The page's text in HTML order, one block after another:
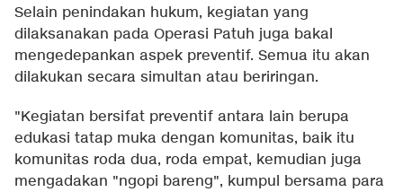
Selain penindakan hukum, kegiatan yang
dilaksanakan pada Operasi Patuh juga bakal
mengedepankan aspek preventif. Semua itu akan
dilakukan secara simultan atau beriringan.
"Kegiatan bersifat preventif antara lain berupa
edukasi tatap muka dengan komunitas, baik itu
komunitas roda dua, roda empat, kemudian juga
mengadakan "ngopi bareng", kumpul bersama para